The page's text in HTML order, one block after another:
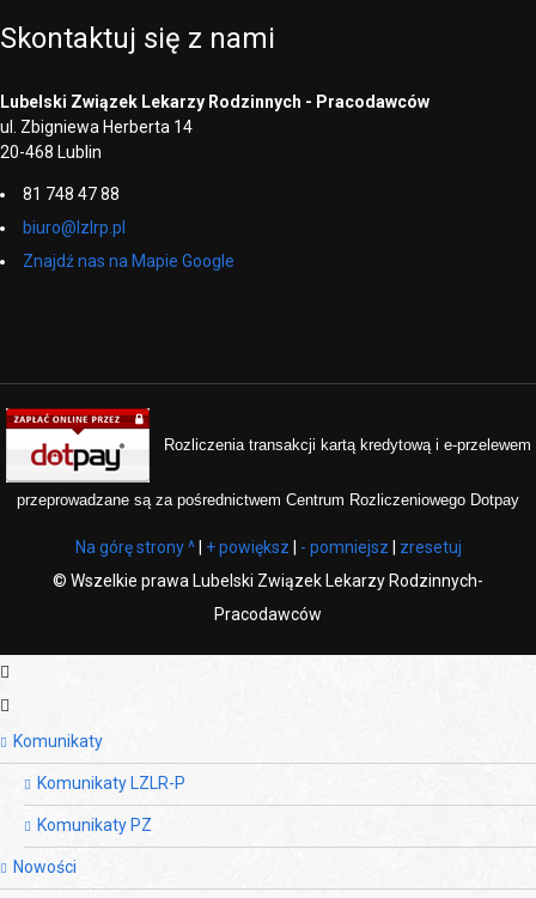
Skontaktuj się z nami
Lubelski Związek Lekarzy Rodzinnych - Pracodawców
ul. Zbigniewa Herberta 14
20-468 Lublin
81 748 47 88
biuro@lzlrp.pl
Znajdź nas na Mapie Google
Rozliczenia transakcji kartą kredytową i e-przelewem
przeprowadzane są za pośrednictwem Centrum Rozliczeniowego Dotpay
Na górę strony ^| + powiększ - pomniejsz
zresetuj
© Wszelkie prawa Lubelski Związek Lekarzy Rodzinnych-
Pracodawców
Komunikaty
Komunikaty LZLR-P
Komunikaty PZ
Nowości